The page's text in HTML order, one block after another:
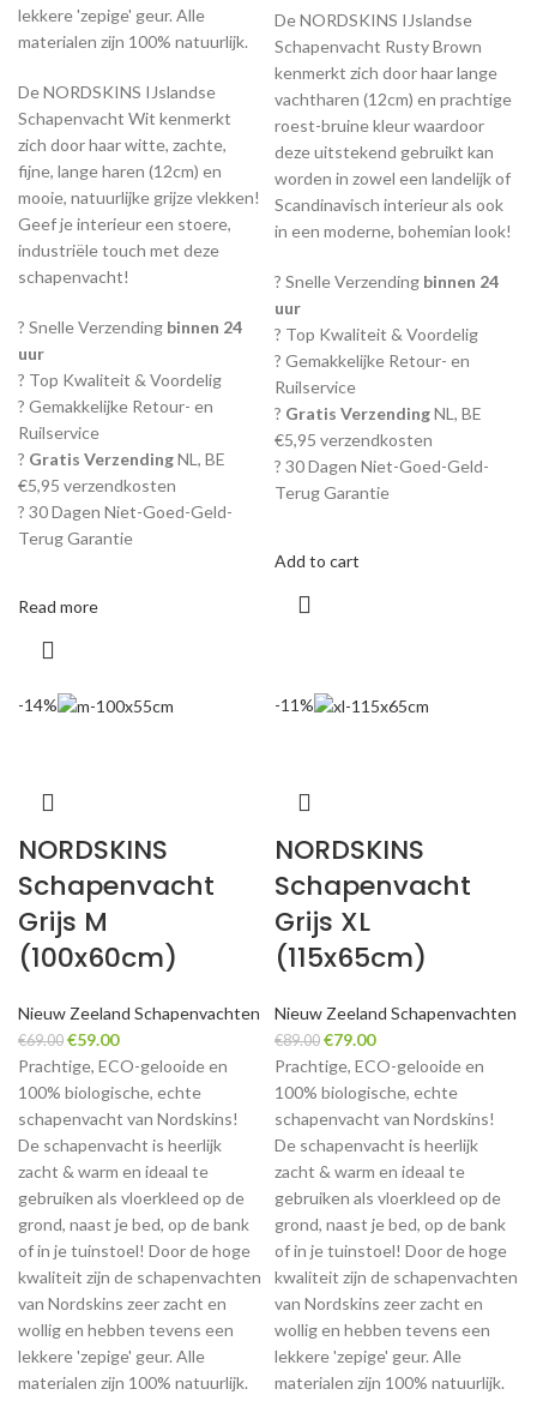
lekkere 'zepige' geur. Alle
materialen zijn 100% natuurlijk.
De NORDSKINS IJslandse
Schapenvacht Wit kenmerkt
zich door haar witte, zachte,
fijne, lange haren (12cm) en
mooie, natuurlijke grijze vlekken!
Geef je interieur een stoere,
industriële touch met deze
schapenvacht!
? Snelle Verzending binnen 24
uur
? Top Kwaliteit & Voordelig
? Gemakkelijke Retour- en
Ruilservice
? Gratis VerzendingNL, BE
€5,95 verzendkosten
? 30 Dagen Niet-Goed-Geld-
Terug Garantie
Read more
De NORDSKINS IJslandse
Schapenvacht Rusty Brown
kenmerkt zich door haar lange
vachtharen (12cm) en prachtige
roest-bruine kleur waardoor
deze uitstekend gebruikt kan
worden in zowel een landelijk of
Scandinavisch interieur als ook
in een moderne, bohemian look!
? Snelle Verzending binnen 24
uur
? Top Kwaliteit & Voordelig
? Gemakkelijke Retour- en
Ruilservice
? Gratis VerzendingNL, BE
€5,95 verzendkosten
? 30 Dagen Niet-Goed-Geld-
Terug Garantie
Add to cart
-14%
NORDSKINS
Schapenvacht
Grijs M
(100x60cm)
Nieuw Zeeland Schapenvachten
€69.00 Original
price
was:
€69.00.
€59.00Current
price
is:
€59.00.
Prachtige, ECO-gelooide en
100% biologische, echte
schapenvacht van Nordskins!
De schapenvacht is heerlijk
zacht & warm en ideaal te
gebruiken als vloerkleed op de
grond, naast je bed, op de bank
of in je tuinstoel! Door de hoge
kwaliteit zijn de schapenvachten
van Nordskins zeer zacht en
wollig en hebben tevens een
lekkere 'zepige' geur. Alle
materialen zijn 100% natuurlijk.
-11%
NORDSKINS
Schapenvacht
Grijs XL
(115x65cm)
Nieuw Zeeland Schapenvachten
€89.00 Original
price
was:
€89.00.
€79.00Current
price
is:
€79.00.
Prachtige, ECO-gelooide en
100% biologische, echte
schapenvacht van Nordskins!
De schapenvacht is heerlijk
zacht & warm en ideaal te
gebruiken als vloerkleed op de
grond, naast je bed, op de bank
of in je tuinstoel! Door de hoge
kwaliteit zijn de schapenvachten
van Nordskins zeer zacht en
wollig en hebben tevens een
lekkere 'zepige' geur. Alle
materialen zijn 100% natuurlijk.